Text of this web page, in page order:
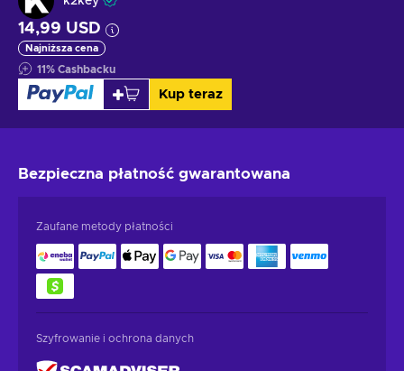
14,99 USD
Najniższa cena
11% Cashbacku
Kup teraz
Bezpieczna płatność gwarantowana
Zaufane metody płatności
Szyfrowanie i ochrona danych